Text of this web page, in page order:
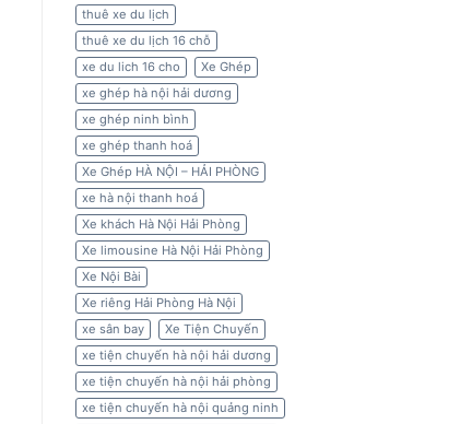
thuê xe du lịch
thuê xe du lịch 16 chỗ
xe du lich 16 cho
Xe Ghép
xe ghép hà nội hải dương
xe ghép ninh bình
xe ghép thanh hoá
Xe Ghép HÀ NỘI – HẢI PHÒNG
xe hà nội thanh hoá
Xe khách Hà Nội Hải Phòng
Xe limousine Hà Nội Hải Phòng
Xe Nội Bài
Xe riêng Hải Phòng Hà Nội
xe sân bay
Xe Tiện Chuyến
xe tiện chuyến hà nội hải dương
xe tiện chuyến hà nội hải phòng
xe tiện chuyến hà nội quảng ninh